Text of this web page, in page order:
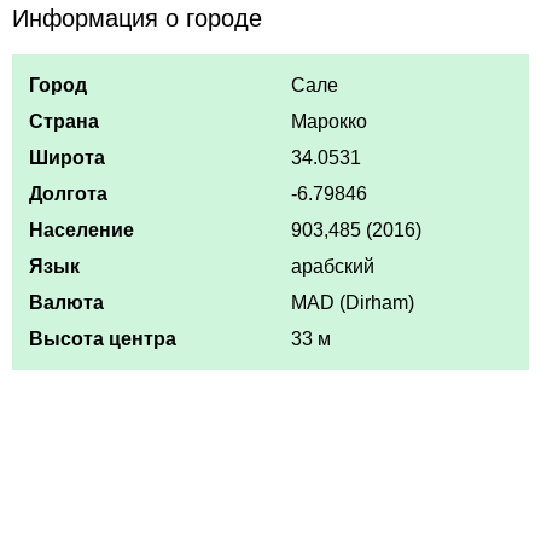
Информация о городе
Город
Сале
Страна
Марокко
Широта
34.0531
Долгота
-6.79846
Население
903,485 (2016)
Язык
арабский
Валюта
MAD (Dirham)
Высота центра
33 м